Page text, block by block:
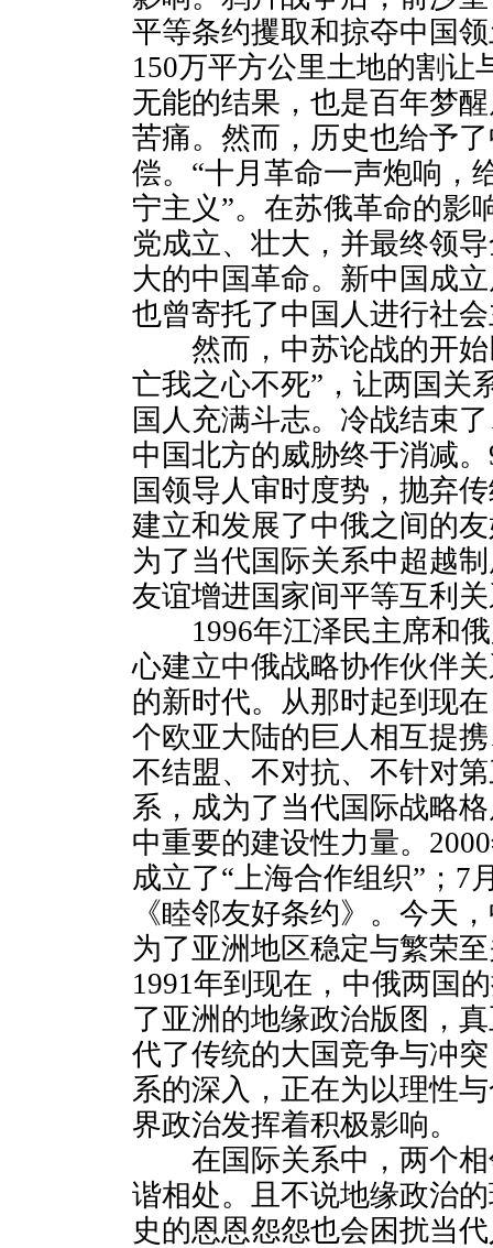
平等条约攫取和掠夺中国
150万平方公里土地的割让
无能的结果，也是百年梦
苦痛。然而，历史也给予
偿。“十月革命一声炮响，
宁主义”。在苏俄革命的影
党成立、壮大，并最终领
大的中国革命。新中国成
也曾寄托了中国人进行社
然而，中苏论战的开始
亡我之心不死”，让两国关
国人充满斗志。冷战结束
中国北方的威胁终于消减
国领导人审时度势，抛弃
建立和发展了中俄之间的
为了当代国际关系中超越
友谊增进国家间平等互利
1996年江泽民主席和俄
心建立中俄战略协作伙伴
的新时代。从那时起到现
个欧亚大陆的巨人相互提
不结盟、不对抗、不针对
系，成为了当代国际战略
中重要的建设性力量。
成立了“上海合作组织”；7
《睦邻友好条约》。今天
为了亚洲地区稳定与繁荣
1991年到现在，中俄两国
了亚洲的地缘政治版图，
代了传统的大国竞争与冲
系的深入，正在为以理性
界政治发挥着积极影响。
在国际关系中，两个相
谐相处。且不说地缘政治
史的恩恩怨怨也会困扰当